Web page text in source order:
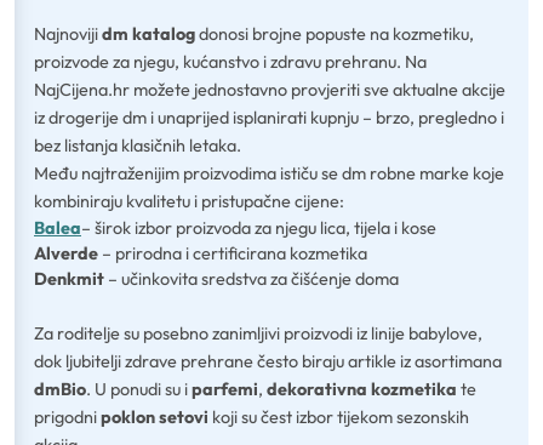
Najnovijidm katalogdonosi brojne popuste na kozmetiku,
proizvode za njegu, kućanstvo i zdravu prehranu. Na
NajCijena.hr možete jednostavno provjeriti sve aktualne akcije
iz drogerije dm i unaprijed isplanirati kupnju – brzo, pregledno i
bez listanja klasičnih letaka.
Među najtraženijim proizvodima ističu se dm robne marke koje
kombiniraju kvalitetu i pristupačne cijene:
Balea– širok izbor proizvoda za njegu lica, tijela i kose
Alverde – prirodna i certificirana kozmetika
Denkmit – učinkovita sredstva za čišćenje doma
Za roditelje su posebno zanimljivi proizvodi iz linije babylove,
dok ljubitelji zdrave prehrane često biraju artikle iz asortimana
dmBio. U ponudi su iparfemi, dekorativna kozmetika te
prigodnipoklon setovi koji su čest izbor tijekom sezonskih